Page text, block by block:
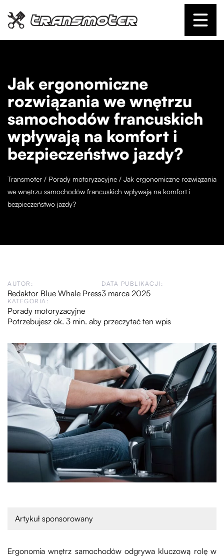
Jak ergonomiczne
rozwiązania we wnętrzu
samochodów francuskich
wpływają na komfort i
bezpieczeństwo jazdy?
Transmoter / Porady motoryzacyjne / Jak ergonomiczne rozwiązania
we wnętrzu samochodów francuskich wpływają na komfort i
bezpieczeństwo jazdy?
AUTOR:
Redaktor Blue Whale Press
DATA PUBLIKACJI:
3 marca 2025
KATEGORIA:
Porady motoryzacyjne
Potrzebujesz ok. 3 min. aby przeczytać ten wpis
Artykuł sponsorowany
Ergonomia wnętrz samochodów odgrywa kluczową rolę w